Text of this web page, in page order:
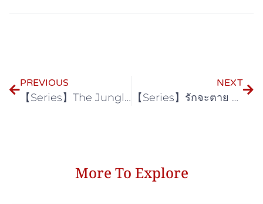
PREVIOUS
【Series】The Jungle เกมรัก นักล่า บาร์ลับ
NEXT
【Series】รักจะตาย My Miracle (My Undying Miracle)
More To Explore